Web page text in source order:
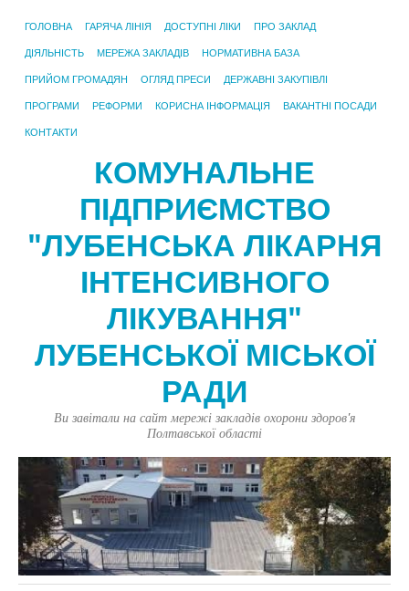
ГОЛОВНА ГАРЯЧА ЛІНІЯ ДОСТУПНІ ЛІКИ ПРО ЗАКЛАД
ДІЯЛЬНІСТЬ МЕРЕЖА ЗАКЛАДІВ НОРМАТИВНА БАЗА
ПРИЙОМ ГРОМАДЯН ОГЛЯД ПРЕСИ ДЕРЖАВНІ ЗАКУПІВЛІ
ПРОГРАМИ РЕФОРМИ КОРИСНА ІНФОРМАЦІЯ ВАКАНТНІ ПОСАДИ
КОНТАКТИ
КОМУНАЛЬНЕ
ПІДПРИЄМСТВО
"ЛУБЕНСЬКА ЛІКАРНЯ
ІНТЕНСИВНОГО
ЛІКУВАННЯ"
ЛУБЕНСЬКОЇ МІСЬКОЇ
РАДИ
Ви завітали на сайт мережі закладів охорони здоров'я
Полтавської області